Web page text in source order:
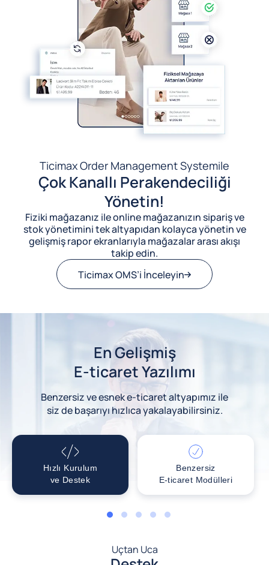
Ticimax Order Management Systemile
Çok Kanallı Perakendeciliği
Yönetin!
Fiziki mağazanız ile online mağazanızın sipariş ve
stok yönetimini tek altyapıdan kolayca yönetin ve
gelişmiş rapor ekranlarıyla mağazalar arası akışı
takip edin.
Ticimax OMS’i İnceleyin
En Gelişmiş
E-ticaret Yazılımı
Benzersiz ve esnek e-ticaret altyapımız ile
siz de başarıyı hızlıca yakalayabilirsiniz.
Hızlı Kurulum
ve Destek
Benzersiz
E-ticaret Modülleri
1 2 3 4 5
Uçtan Uca